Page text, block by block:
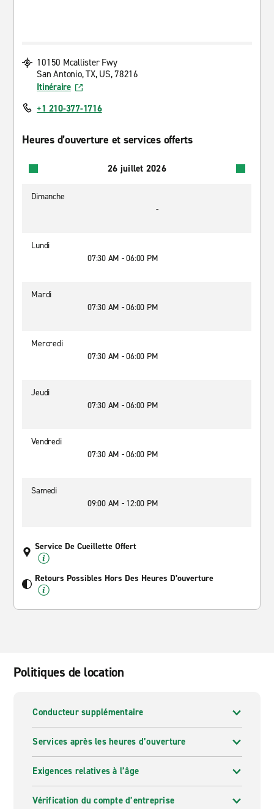
10150 Mcallister Fwy
San Antonio, TX, US, 78216
Itinéraire
+1 210-377-1716
Heures d’ouverture et services offerts
26 juillet 2026
Dimanche
-
Lundi
07:30 AM - 06:00 PM
Mardi
07:30 AM - 06:00 PM
Mercredi
07:30 AM - 06:00 PM
Jeudi
07:30 AM - 06:00 PM
Vendredi
07:30 AM - 06:00 PM
Samedi
09:00 AM - 12:00 PM
Service De Cueillette Offert
Retours Possibles Hors Des Heures D’ouverture
Politiques de location
Conducteur supplémentaire
Services après les heures d’ouverture
Exigences relatives à l’âge
Vérification du compte d’entreprise